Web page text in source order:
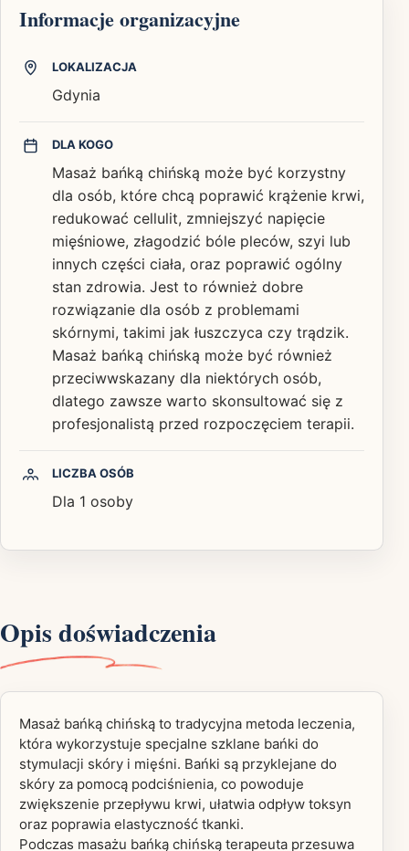
Informacje organizacyjne
LOKALIZACJA
Gdynia
DLA KOGO
Masaż bańką chińską może być korzystny
dla osób, które chcą poprawić krążenie krwi,
redukować cellulit, zmniejszyć napięcie
mięśniowe, złagodzić bóle pleców, szyi lub
innych części ciała, oraz poprawić ogólny
stan zdrowia. Jest to również dobre
rozwiązanie dla osób z problemami
skórnymi, takimi jak łuszczyca czy trądzik.
Masaż bańką chińską może być również
przeciwwskazany dla niektórych osób,
dlatego zawsze warto skonsultować się z
profesjonalistą przed rozpoczęciem terapii.
LICZBA OSÓB
Dla 1 osoby
Opis doświadczenia
Masaż bańką chińską to tradycyjna metoda leczenia,
która wykorzystuje specjalne szklane bańki do
stymulacji skóry i mięśni. Bańki są przyklejane do
skóry za pomocą podciśnienia, co powoduje
zwiększenie przepływu krwi, ułatwia odpływ toksyn
oraz poprawia elastyczność tkanki.
Podczas masażu bańką chińską terapeuta przesuwa